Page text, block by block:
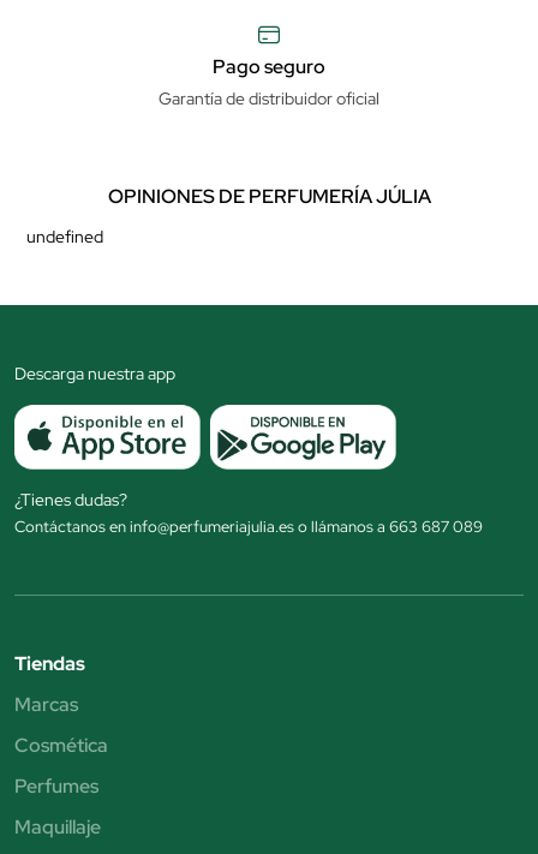
Pago seguro
Garantía de distribuidor oficial
OPINIONES DE PERFUMERÍA JÚLIA
undefined
Descarga nuestra app
¿Tienes dudas?
Contáctanos en info@perfumeriajulia.es o llámanos a 663 687 089
Tiendas
Marcas
Cosmética
Perfumes
Maquillaje